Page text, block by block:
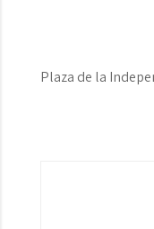
Plaza de la